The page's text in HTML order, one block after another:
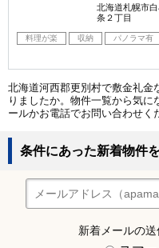
北海道札幌市
条２丁目
料理が楽 収納 パノラマ有
北海道河西郡更別村で敷金礼金
りましたか。物件一覧から気に
ールかお電話でお問い合わせく
条件にあった新着物件
新着メールの